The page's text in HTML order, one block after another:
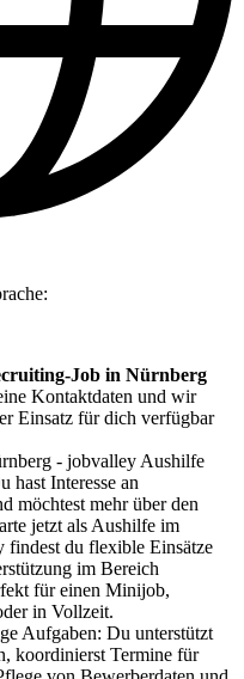
Job in Nürnberg
Kontaktdaten und wir
Einsatz für dich verfügbar
- jobvalley Aushilfe
Interesse an
möchtest mehr über den
jetzt als Aushilfe im
du flexible Einsätze
im Bereich
für einen Minijob,
in Vollzeit.
Aufgaben: Du unterstützt
koordinierst Termine für